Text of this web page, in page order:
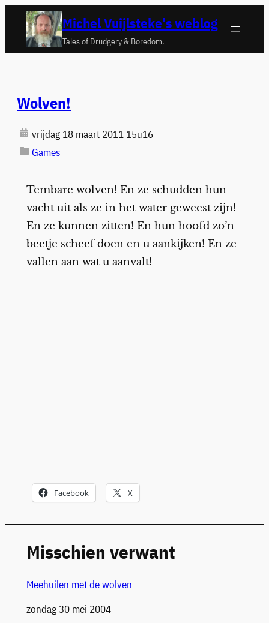
naar
Michel Vuijlsteke's weblog
Tales of Drudgery & Boredom.
Wolven!
vrijdag 18 maart 2011 15u16
Games
Tembare wolven! En ze schudden hun
vacht uit als ze in het water geweest zijn!
En ze kunnen zitten! En hun hoofd zo’n
beetje scheef doen en u aankijken! En ze
vallen aan wat u aanvalt!
Facebook X
Misschien verwant
Meehuilen met de wolven
Datum
zondag 30 mei 2004